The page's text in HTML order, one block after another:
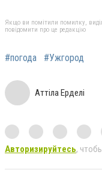
Якщо ви помітили помилку,
повідомити про це редакцію
#погода #Ужгород
Аттіла Ерделі
Авторизируйтесь,